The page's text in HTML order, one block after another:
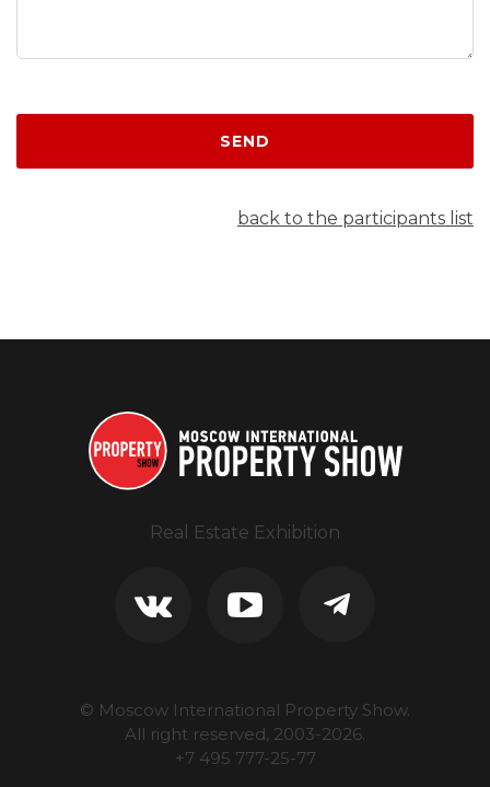
SEND
back to the participants list
Real Estate Exhibition
© Moscow International Property Show.
All right reserved, 2003-2026.
+7 495 777-25-77